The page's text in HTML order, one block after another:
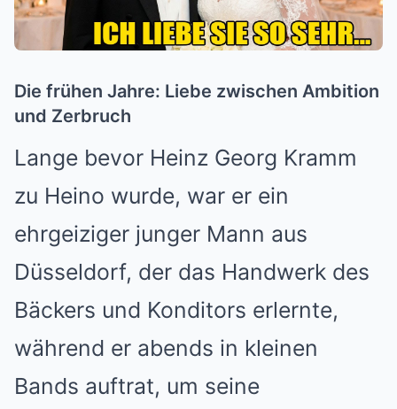
Die frühen Jahre: Liebe zwischen Ambition
und Zerbruch
Lange bevor Heinz Georg Kramm
zu Heino wurde, war er ein
ehrgeiziger junger Mann aus
Düsseldorf, der das Handwerk des
Bäckers und Konditors erlernte,
während er abends in kleinen
Bands auftrat, um seine